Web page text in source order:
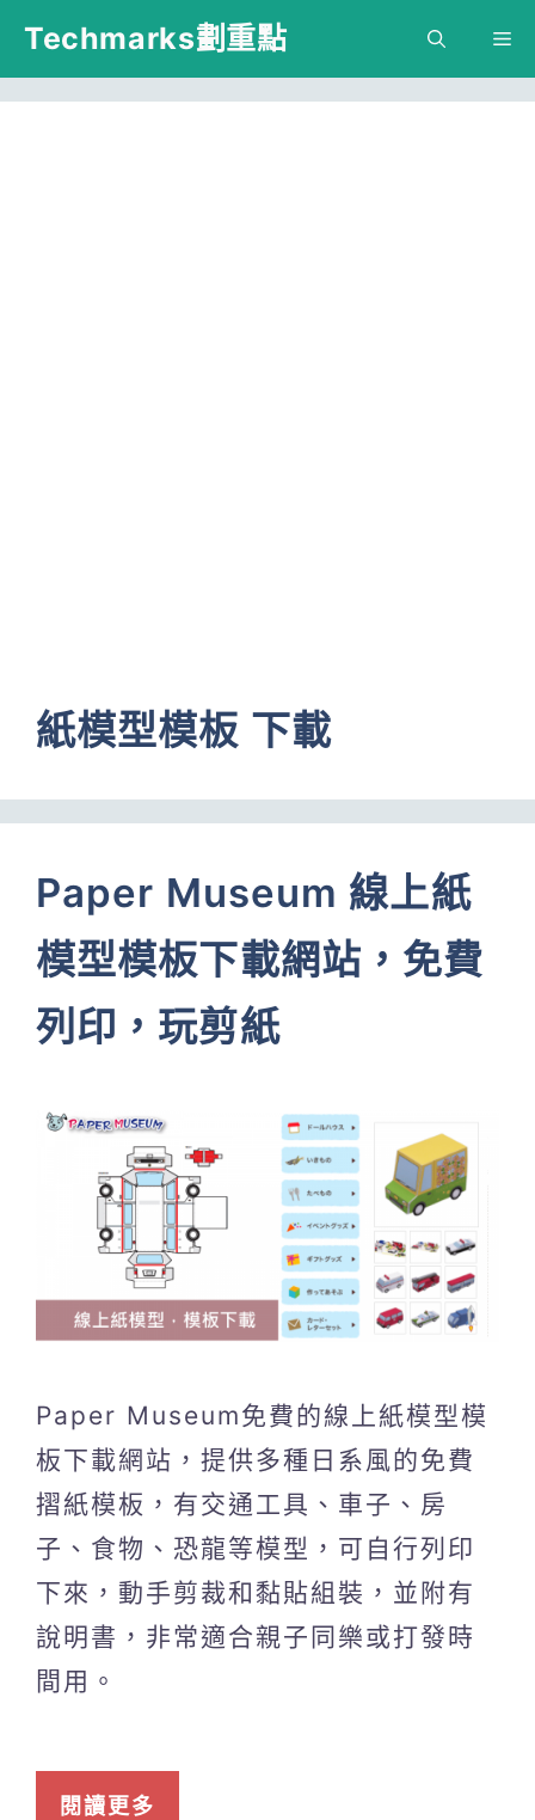
跳
主
Techmarks劃重點
紙模型模板 下載
Paper Museum 線上紙
模型模板下載網站，免費
列印，玩剪紙
Paper Museum免費的線上紙模型模
板下載網站，提供多種日系風的免費
摺紙模板，有交通工具、車子、房
子、食物、恐龍等模型，可自行列印
下來，動手剪裁和黏貼組裝，並附有
說明書，非常適合親子同樂或打發時
間用。
閱讀更多